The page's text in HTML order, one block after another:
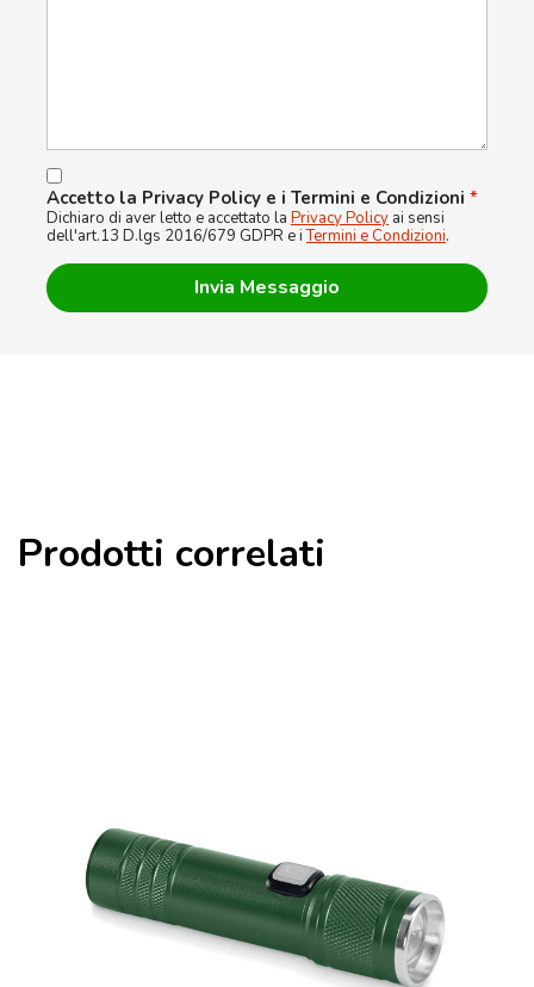
Accetto la Privacy Policy e i Termini e Condizioni *
Dichiaro di aver letto e accettato la Privacy Policy ai sensi
dell'art.13 D.lgs 2016/679 GDPR e iTermini e Condizioni.
Prodotti correlati